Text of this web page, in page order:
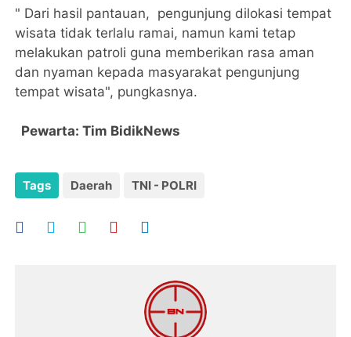
" Dari hasil pantauan, pengunjung dilokasi tempat
wisata tidak terlalu ramai, namun kami tetap
melakukan patroli guna memberikan rasa aman
dan nyaman kepada masyarakat pengunjung
tempat wisata", pungkasnya.
Pewarta: Tim BidikNews
Tags Daerah TNI - POLRI